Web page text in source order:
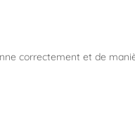
correctement et de